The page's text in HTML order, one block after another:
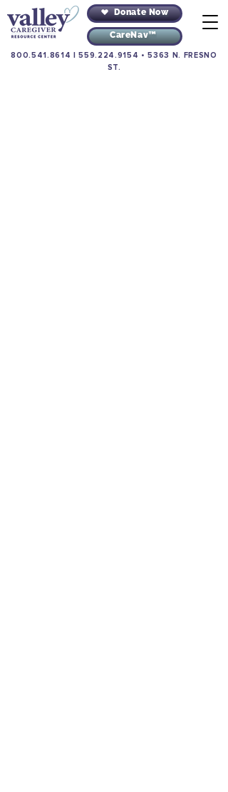
Donate Now
CareNav™
800.541.8614 |559.224.9154 •5363 N. FRESNO
ST.